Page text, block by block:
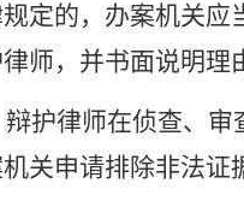
定的，办案机关
师，并书面说明理
辩护律师在侦查、
关申请排除非法证